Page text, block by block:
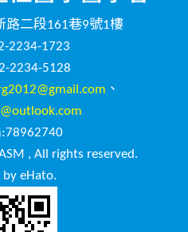
路二段161巷9號1樓
2234-1723
2234-5128
、
, All rights reserved.
by eHato.